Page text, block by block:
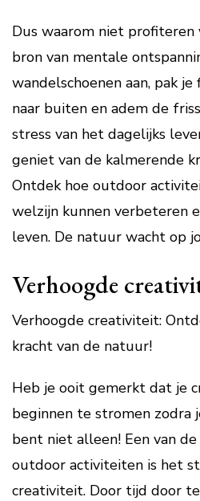
Dus waarom niet
bron van mentale
wandelschoenen aan, pak
naar buiten en adem de
stress van het dagelijks
geniet van de kalmerende
Ontdek hoe outdoor
welzijn kunnen verbeteren
leven. De natuur wacht op
Verhoogde
Verhoogde creativiteit:
kracht van de natuur!
Heb je ooit gemerkt dat je
beginnen te stromen zodra
bent niet alleen! Een van
outdoor activiteiten is het
creativiteit. Door tijd door